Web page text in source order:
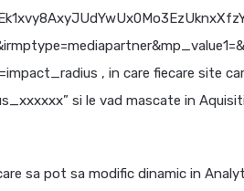
, in care fiecare site
si le vad mascate in
sa pot sa modific dinamic in